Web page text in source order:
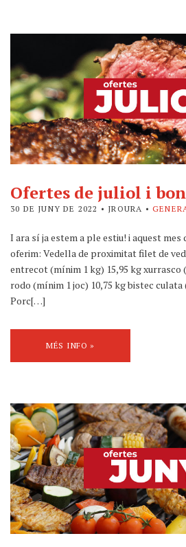
Ofertes de juliol i
30 DE JUNY DE 2022 • JROURA •
I ara sí ja estem a ple estiu! i aquest mes
oferim: Vedella de proximitat filet de
entrecot (mínim 1 kg) 15,95 kg xurrasco
rodo (mínim 1 joc) 10,75 kg bistec
Porc[…]
MÉS INFO »